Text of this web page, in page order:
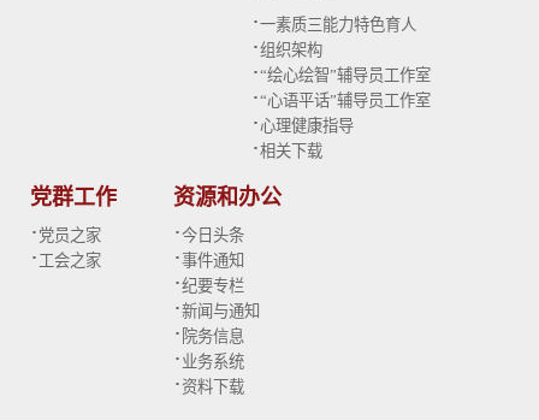
·一素质三能力特色育人
·组织架构
·“绘心绘智”辅导员工作室
·“心语平话”辅导员工作室
·心理健康指导
·相关下载
党群工作
· 党员之家
· 工会之家
资源和办公
·今日头条
·事件通知
·纪要专栏
·新闻与通知
· 院务信息
· 业务系统
·资料下载